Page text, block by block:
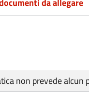
da allegare
non prevede alcun